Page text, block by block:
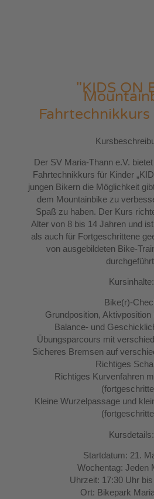
"KIDS ON
Der SV Maria-Thann e.V.
Fahrtechnikkurs für Kinder
jungen Bikern die Möglichkeit
dem Mountainbike zu
Spaß zu haben. Der Kurs
Alter von 8 bis 14 Jahren und
als auch für Fortgeschrittene
von ausgebildeten Bike-
Kursinhalte:
Bike(r)-
Grundposition,
Balance- und
Übungsparcours mit
Sicheres Bremsen auf
Richtiges
Richtiges Kurvenfahren
Kleine Wurzelpassage und
Kursdetails:
Startdatum: 21.
Wochentag: Jeden
Uhrzeit: 17:30 Uhr
Ort: Bikepark